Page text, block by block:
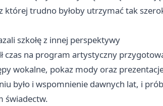
której trudno byłoby utrzymać tak
szkołę z innej perspektywy
czas na program artystyczny
wokalne, pokaz mody oraz
było i wspomnienie dawnych lat, i
świadectw.